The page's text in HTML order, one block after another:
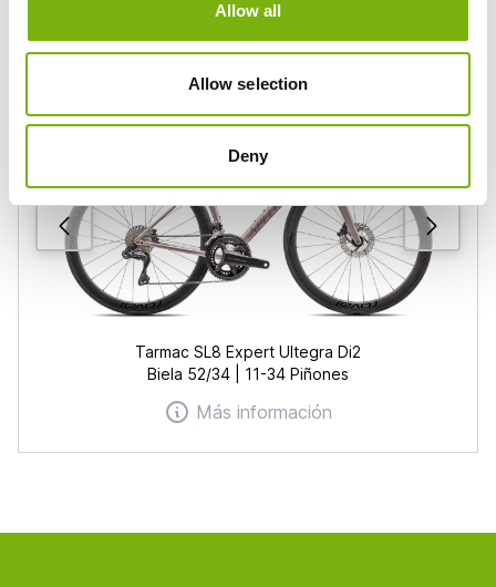
Allow all
Allow selection
Deny
42 €/día
Tarmac SL8 Expert Ultegra Di2
Biela 52/34 | 11-34 Piñones
Más información